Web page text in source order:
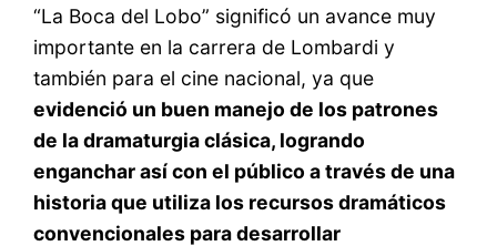
“La Boca del Lobo” significó un avance muy
importante en la carrera de Lombardi y
también para el cine nacional, ya que
evidenció un buen manejo de los patrones
de la dramaturgia clásica, logrando
enganchar así con el público a través de una
historia que utiliza los recursos dramáticos
convencionales para desarrollar